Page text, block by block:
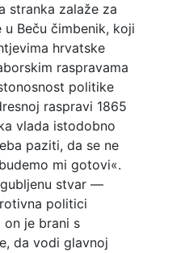
stranka zalaže za
u Beču čimbenik, koji
hrvatske
raspravama
politike
raspravi 1865
vlada istodobno
paziti, da se ne
mi gotovi«.
stvar —
politici
je brani s
da vodi glavnoj